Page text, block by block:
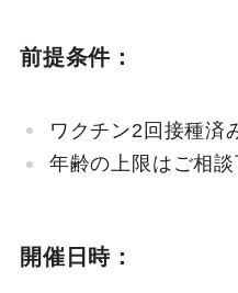
前提条件：
ワクチン2回接種済
年齢の上限はご相
開催日時：